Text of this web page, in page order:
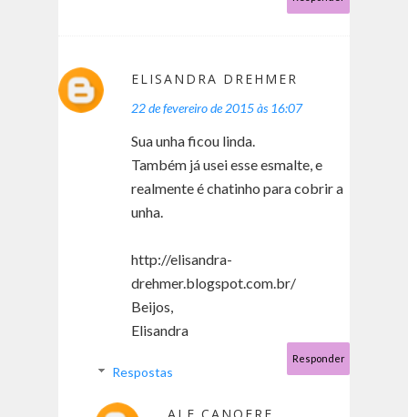
ELISANDRA DREHMER
22 de fevereiro de 2015 às 16:07
Sua unha ficou linda.
Também já usei esse esmalte, e
realmente é chatinho para cobrir a
unha.
http://elisandra-
drehmer.blogspot.com.br/
Beijos,
Elisandra
Responder
Respostas